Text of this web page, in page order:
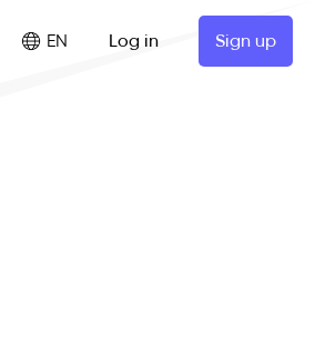
EN Log in Sign up